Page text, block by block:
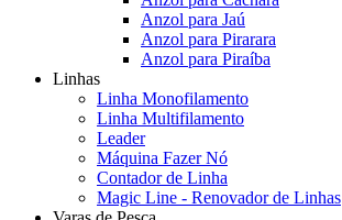
Anzol para Jaú
Anzol para Pirarara
Anzol para Piraíba
Linhas
Linha Monofilamento
Linha Multifilamento
Leader
Máquina Fazer Nó
Contador de Linha
Magic Line - Renovador de Linhas